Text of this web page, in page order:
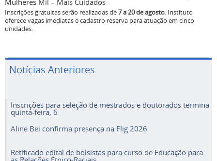
Mulheres Mil – Mais Cuidados
Inscrições gratuitas serão realizadas de7 a 20 de agosto. Instituto
oferece vagas imediatas e cadastro reserva para atuação em cinco
unidades.
Notícias Anteriores
Inscrições para seleção de mestrados e doutorados termina
quinta-feira, 6
Aline Bei confirma presença na Flig 2026
Retificado edital de bolsistas para curso de Educação para